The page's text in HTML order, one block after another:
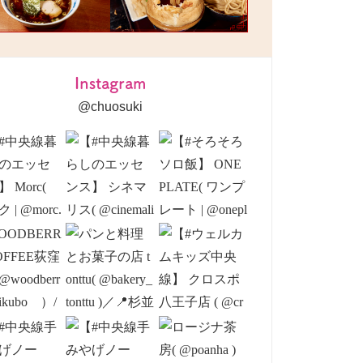
Instagram
@chuosuki